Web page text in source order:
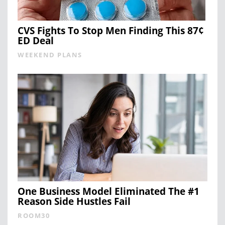
CVS Fights To Stop Men Finding This 87¢
ED Deal
WEEKEND PLANS
One Business Model Eliminated The #1
Reason Side Hustles Fail
ROOM30